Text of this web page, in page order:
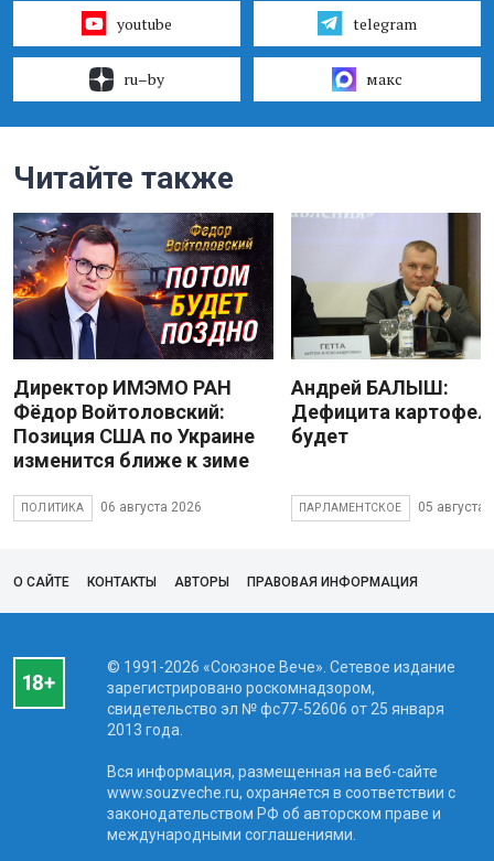
youtube telegram
ru–by макс
Читайте также
Директор ИМЭМО РАН
Фёдор Войтоловский:
Позиция США по Украине
изменится ближе к зиме
ПОЛИТИКА 06 августа 2026
Андрей БАЛЫШ:
Дефицита
будет
ПАРЛАМЕНТСКОЕ 05 августа
О САЙТЕ КОНТАКТЫ АВТОРЫ ПРАВОВАЯ ИНФОРМАЦИЯ
© 1991-2026 «Союзное Вече». Сетевое издание
зарегистрировано роскомнадзором,
свидетельство эл № фc77-52606 от 25 января
2013 года.
Вся информация, размещенная на веб-сайте
www.souzveche.ru, охраняется в соответствии с
законодательством РФ об авторском праве и
международными соглашениями.